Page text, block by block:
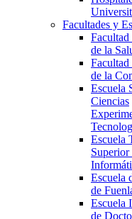
Facultades y
Facultad
de la
Facultad
de la
Escuela
Ciencias
Escuela
Superior
Escuela
de
Escuela
de